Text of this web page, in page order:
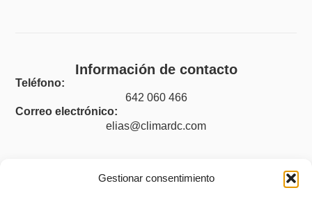
Gestionar consentimiento
Información de contacto
Teléfono:
642 060 466
Correo electrónico:
elias@climardc.com